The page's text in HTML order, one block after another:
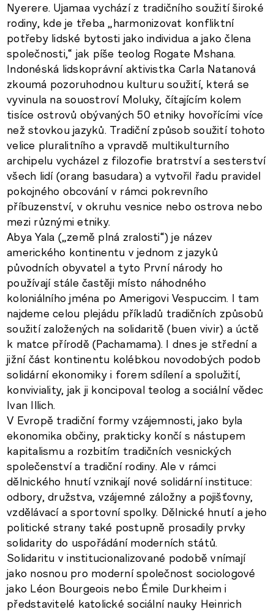
Nyerere. Ujamaa vychází z tradičního soužití široké
rodiny, kde je třeba „harmonizovat konfliktní
potřeby lidské bytosti jako individua a jako člena
společnosti,“ jak píše teolog Rogate Mshana.
Indonéská lidskoprávní aktivistka Carla Natanová
zkoumá pozoruhodnou kulturu soužití, která se
vyvinula na souostroví Moluky, čítajícím kolem
tisíce ostrovů obývaných 50 etniky hovořícími více
než stovkou jazyků. Tradiční způsob soužití tohoto
velice pluralitního a vpravdě multikulturního
archipelu vycházel z filozofie bratrství a sesterství
všech lidí (orang basudara) a vytvořil řadu pravidel
pokojného obcování v rámci pokrevního
příbuzenství, v okruhu vesnice nebo ostrova nebo
mezi různými etniky.
Abya Yala („země plná zralosti“) je název
amerického kontinentu v jednom z jazyků
původních obyvatel a tyto První národy ho
používají stále častěji místo náhodného
koloniálního jména po Amerigovi Vespuccim. I tam
najdeme celou plejádu příkladů tradičních způsobů
soužití založených na solidaritě (buen vivir) a úctě
k matce přírodě (Pachamama). I dnes je střední a
jižní část kontinentu kolébkou novodobých podob
solidární ekonomiky i forem sdílení a spolužití,
konviviality, jak ji koncipoval teolog a sociální vědec
Ivan Illich.
V Evropě tradiční formy vzájemnosti, jako byla
ekonomika občiny, prakticky končí s nástupem
kapitalismu a rozbitím tradičních vesnických
společenství a tradiční rodiny. Ale v rámci
dělnického hnutí vznikají nové solidární instituce:
odbory, družstva, vzájemné záložny a pojišťovny,
vzdělávací a sportovní spolky. Dělnické hnutí a jeho
politické strany také postupně prosadily prvky
solidarity do uspořádání moderních států.
Solidaritu v institucionalizované podobě vnímají
jako nosnou pro moderní společnost sociologové
jako Léon Bourgeois nebo Émile Durkheim i
představitelé katolické sociální nauky Heinrich